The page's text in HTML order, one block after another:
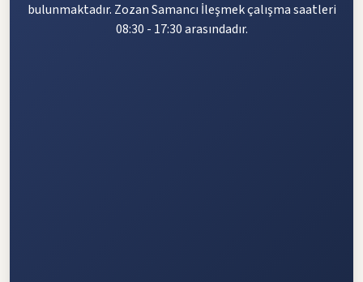
bulunmaktadır. Zozan Samancı İleşmek çalışma saatleri
08:30 - 17:30 arasındadır.